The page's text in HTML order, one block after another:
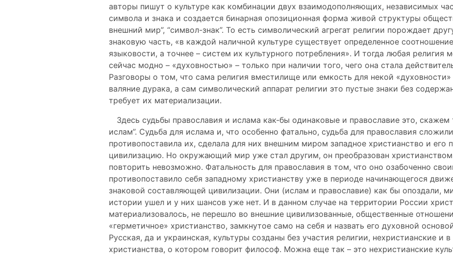
авторы пишут о культуре как комбинации двух взаимодополняющих, независимых
символа и знака и создается бинарная опозиционная форма живой структуры
внешний мир”, “символ-знак”. То есть символический агрегат религии порождает
знаковую часть, «в каждой наличной культуре существует определенное
языковости, а точнее – систем их культурного потребления». И тогда любая религия
сейчас модно – «духовностью» – только при наличии того, чего она стала
Разговоры о том, что сама религия вместилище или емкость для некой «духовности»
валяние дурака, а сам символический аппарат религии это пустые знаки без
требует их материализации.
Здесь судьбы православия и ислама как-бы одинаковые и православие это, скажем
ислам”. Судьба для ислама и, что особенно фатально, судьба для православия
противопоставила их, сделала для них внешним миром западное христианство и его
цивилизацию. Но окружающий мир уже стал другим, он преобразован
повторить невозможно. Фатальность для православия в том, что оно озабоченно
противопоставило себя западному христианству уже в периоде начинающегося
знаковой составляющей цивилизации. Они (ислам и православие) как бы опоздали,
истории ушел и у них шансов уже нет. И в данном случае на территории России
материализовалось, не перешло во внешние цивилизованные, общественные
«герметичное» христианство, замкнутое само на себя и назвать его духовной
Русская, да и украинская, культуры созданы без участия религии, нехристианские и
христианства, о котором говорит философ. Можна еще так – это нехристианские